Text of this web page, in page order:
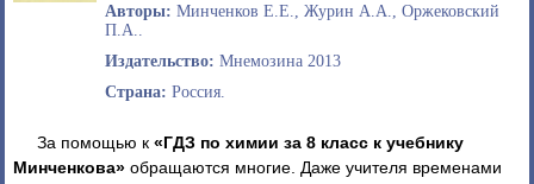
Авторы: Минченков Е.Е., Журин А.А., Оржековский
П.А..
Издательство: Мнемозина 2013
Страна: Россия.
За помощью к «ГДЗ по химии за 8 класс к учебнику
Минченкова» обращаются многие. Даже учителя временами